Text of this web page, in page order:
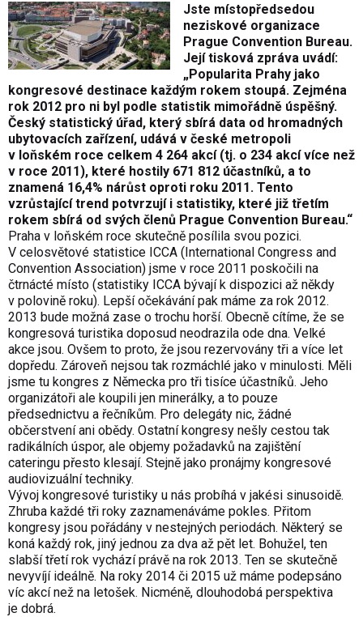
Jste místopředsedou
neziskové organizace
Prague Convention Bureau.
Její tisková zpráva uvádí:
„Popularita Prahy jako
kongresové destinace každým rokem stoupá. Zejména
rok 2012 pro ni byl podle statistik mimořádně úspěšný.
Český statistický úřad, který sbírá data od hromadných
ubytovacích zařízení, udává v české metropoli
v loňském roce celkem 4 264 akcí (tj. o 234 akcí více než
v roce 2011), které hostily 671 812 účastníků, a to
znamená 16,4% nárůst oproti roku 2011. Tento
vzrůstající trend potvrzují i statistiky, které již třetím
rokem sbírá od svých členů Prague Convention Bureau.“
Praha v loňském roce skutečně posílila svou pozici.
V celosvětové statistice ICCA (International Congress and
Convention Association) jsme v roce 2011 poskočili na
čtrnácté místo (statistiky ICCA bývají k dispozici až někdy
v polovině roku). Lepší očekávání pak máme za rok 2012.
2013 bude možná zase o trochu horší. Obecně cítíme, že se
kongresová turistika doposud neodrazila ode dna. Velké
akce jsou. Ovšem to proto, že jsou rezervovány tři a více let
dopředu. Zároveň nejsou tak rozmáchlé jako v minulosti. Měli
jsme tu kongres z Německa pro tři tisíce účastníků. Jeho
organizátoři ale koupili jen minerálky, a to pouze
předsednictvu a řečníkům. Pro delegáty nic, žádné
občerstvení ani obědy. Ostatní kongresy nešly cestou tak
radikálních úspor, ale objemy požadavků na zajištění
cateringu přesto klesají. Stejně jako pronájmy kongresové
audiovizuální techniky.
Vývoj kongresové turistiky u nás probíhá v jakési sinusoidě.
Zhruba každé tři roky zaznamenáváme pokles. Přitom
kongresy jsou pořádány v nestejných periodách. Některý se
koná každý rok, jiný jednou za dva až pět let. Bohužel, ten
slabší třetí rok vychází právě na rok 2013. Ten se skutečně
nevyvíjí ideálně. Na roky 2014 či 2015 už máme podepsáno
víc akcí než na letošek. Nicméně, dlouhodobá perspektiva
je dobrá.